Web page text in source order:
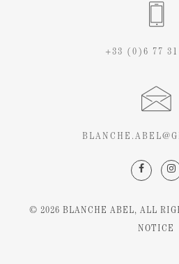
+33 (0)6 77 31
© 2026 BLANCHE ABEL, ALL
NOTICE